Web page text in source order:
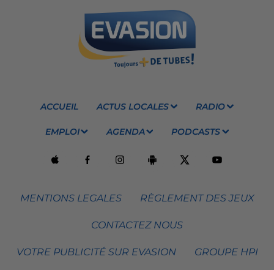
ACCUEIL ACTUS LOCALES RADIO
EMPLOI AGENDA PODCASTS
MENTIONS LEGALES RÈGLEMENT DES JEUX
CONTACTEZ NOUS
VOTRE PUBLICITÉ SUR EVASION GROUPE HPI